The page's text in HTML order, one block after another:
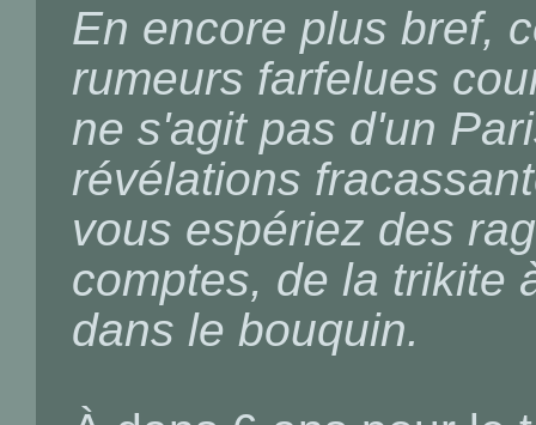
En encore plus bref,
rumeurs farfelues
ne s'agit pas d'un
révélations
vous espériez des
comptes, de la trikite
dans le bouquin.